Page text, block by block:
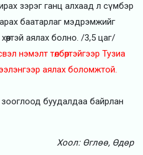
зэрэг ганц алхаад л сүмбэр
баатарлаг мэдрэмжийг
аялах болно. /3,5 цаг/
нэмэлт төлбөртэйгээр Тузиа
аялах боломжтой.
буудалдаа байрлан
Хоол: Өглөө, Өдөр